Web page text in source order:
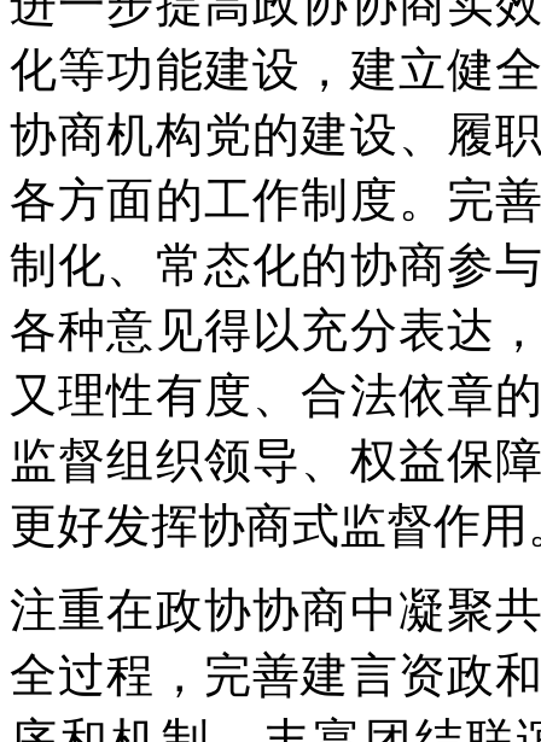
化等功能建设，建立健
协商机构党的建设、履
各方面的工作制度。完
制化、常态化的协商参
各种意见得以充分表达
又理性有度、合法依章
监督组织领导、权益保
更好发挥协商式监督作用
注重在政协协商中凝聚
全过程，完善建言资政